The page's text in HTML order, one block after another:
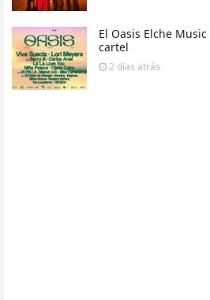
El Oasis Elche
cartel
2 días atrás